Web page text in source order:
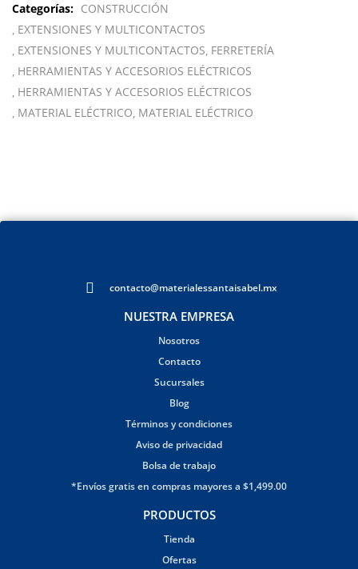
Categorías: CONSTRUCCIÓN
EXTENSIONES Y MULTICONTACTOS
EXTENSIONES Y MULTICONTACTOS FERRETERÍA
HERRAMIENTAS Y ACCESORIOS ELÉCTRICOS
HERRAMIENTAS Y ACCESORIOS ELÉCTRICOS
MATERIAL ELÉCTRICO MATERIAL ELÉCTRICO
contacto@materialessantaisabel.mx
NUESTRA EMPRESA
Nosotros
Contacto
Sucursales
Blog
Términos y condiciones
Aviso de privacidad
Bolsa de trabajo
*Envíos gratis en compras mayores a $1,499.00
PRODUCTOS
Tienda
Ofertas